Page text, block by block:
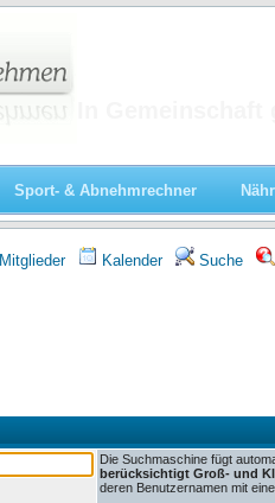
Sport- & Abnehmrechner
Mitglieder Kalender Suche
Die Suchmaschine fügt
berücksichtigt Groß- und
deren Benutzernamen mit